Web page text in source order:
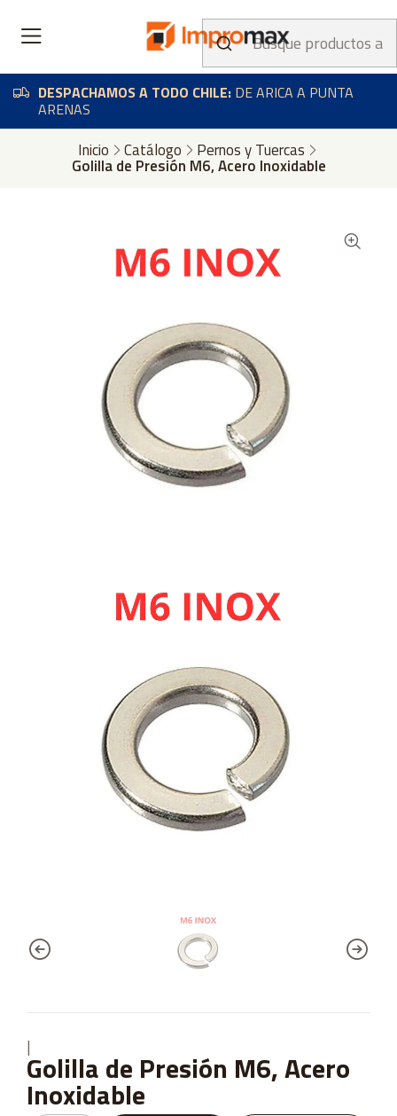
DESPACHAMOS A TODO CHILE: DE ARICA A PUNTA
ARENAS
Inicio Catálogo Pernos y Tuercas
Golilla de Presión M6, Acero Inoxidable
|
Golilla de Presión M6, Acero
Inoxidable